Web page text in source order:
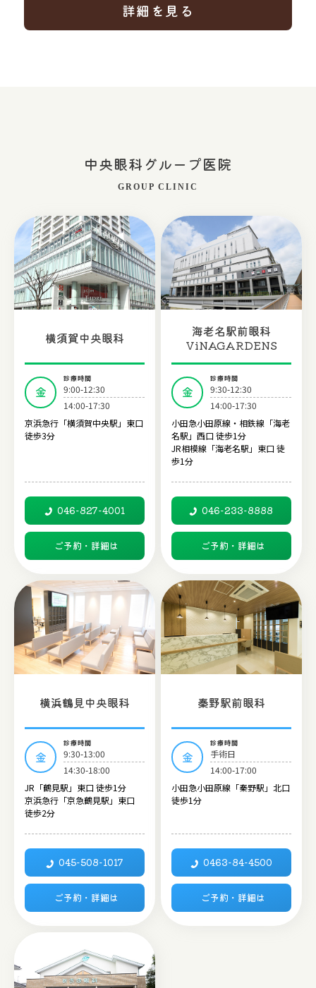
詳細を見る
中央眼科グループ医院
GROUP CLINIC
横須賀中央眼科
金
診療時間
9:00-12:30
14:00-17:30
京浜急行「横須賀中央駅」東口
徒歩3分
046-827-4001
ご予約・詳細は
海老名駅前眼科
ViNAGARDENS
金
診療時間
9:30-12:30
14:00-17:30
小田急小田原線・相鉄線「海老
名駅」西口 徒歩1分
JR相模線「海老名駅」東口 徒
歩1分
046-233-8888
ご予約・詳細は
横浜鶴見中央眼科
金
診療時間
9:30-13:00
14:30-18:00
JR「鶴見駅」東口 徒歩1分
京浜急行「京急鶴見駅」東口
徒歩2分
045-508-1017
ご予約・詳細は
秦野駅前眼科
金
診療時間
手術日
14:00-17:00
小田急小田原線「秦野駅」北口
徒歩1分
0463-84-4500
ご予約・詳細は